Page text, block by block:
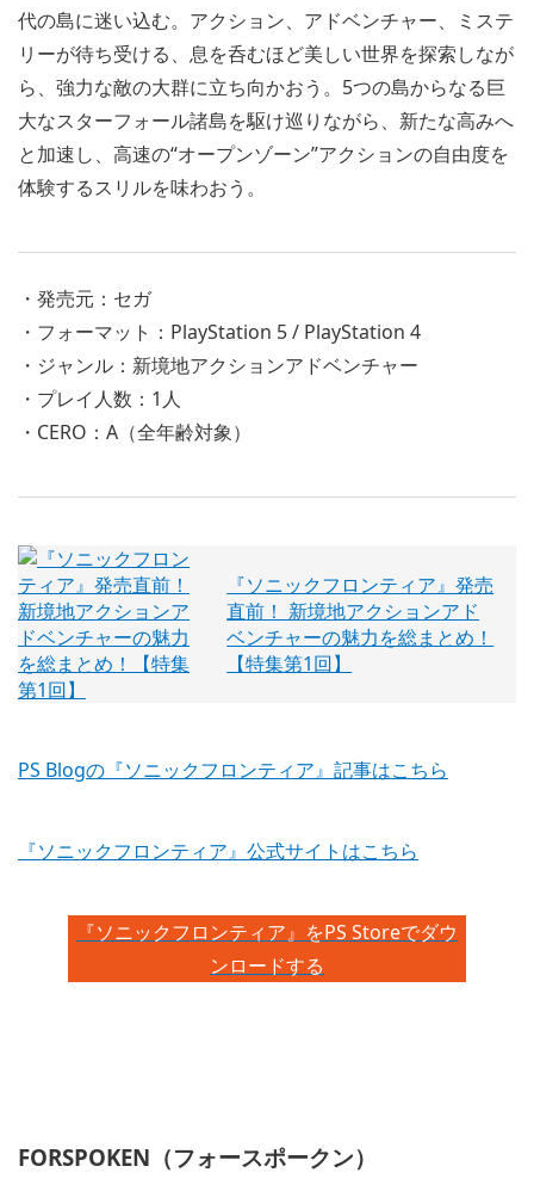
代の島に迷い込む。アクション、アドベンチャー、ミステ
リーが待ち受ける、息を呑むほど美しい世界を探索しなが
ら、強力な敵の大群に立ち向かおう。5つの島からなる巨
大なスターフォール諸島を駆け巡りながら、新たな高みへ
と加速し、高速の“オープンゾーン”アクションの自由度を
体験するスリルを味わおう。
・発売元：セガ
・フォーマット：PlayStation 5 / PlayStation 4
・ジャンル：新境地アクションアドベンチャー
・プレイ人数：1人
・CERO：A（全年齢対象）
『ソニックフロンティア』発売
直前！ 新境地アクションアド
ベンチャーの魅力を総まとめ！
【特集第1回】
PS Blogの『ソニックフロンティア』記事はこちら
『ソニックフロンティア』公式サイトはこちら
『ソニックフロンティア』をPS Storeでダウ
ンロードする
FORSPOKEN（フォースポークン）